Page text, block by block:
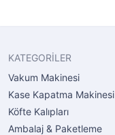
KATEGORİLER
Vakum Makinesi
Kase Kapatma Makinesi
Köfte Kalıpları
Ambalaj & Paketleme